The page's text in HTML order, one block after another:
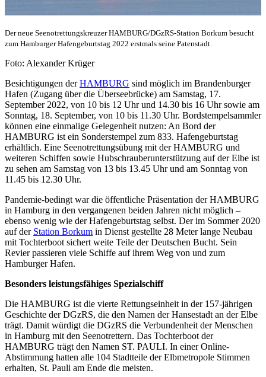
Der neue Seenotrettungskreuzer HAMBURG/DGzRS-Station Borkum besucht
zum Hamburger Hafengeburtstag 2022 erstmals seine Patenstadt.
Foto: Alexander Krüger
Besichtigungen derHAMBURG sind möglich im Brandenburger
Hafen (Zugang über die Überseebrücke) am Samstag, 17.
September 2022, von 10 bis 12 Uhr und 14.30 bis 16 Uhr sowie am
Sonntag, 18. September, von 10 bis 11.30 Uhr. Bordstempelsammler
können eine einmalige Gelegenheit nutzen: An Bord der
HAMBURG ist ein Sonderstempel zum 833. Hafengeburtstag
erhältlich. Eine Seenotrettungsübung mit der HAMBURG und
weiteren Schiffen sowie Hubschrauberunterstützung auf der Elbe ist
zu sehen am Samstag von 13 bis 13.45 Uhr und am Sonntag von
11.45 bis 12.30 Uhr.
Pandemie-bedingt war die öffentliche Präsentation der HAMBURG
in Hamburg in den vergangenen beiden Jahren nicht möglich –
ebenso wenig wie der Hafengeburtstag selbst. Der im Sommer 2020
auf der Station Borkum in Dienst gestellte 28 Meter lange Neubau
mit Tochterboot sichert weite Teile der Deutschen Bucht. Sein
Revier passieren viele Schiffe auf ihrem Weg von und zum
Hamburger Hafen.
Besonders leistungsfähiges Spezialschiff
Die HAMBURG ist die vierte Rettungseinheit in der 157-jährigen
Geschichte der DGzRS, die den Namen der Hansestadt an der Elbe
trägt. Damit würdigt die DGzRS die Verbundenheit der Menschen
in Hamburg mit den Seenotrettern. Das Tochterboot der
HAMBURG trägt den Namen ST. PAULI. In einer Online-
Abstimmung hatten alle 104 Stadtteile der Elbmetropole Stimmen
erhalten, St. Pauli am Ende die meisten.